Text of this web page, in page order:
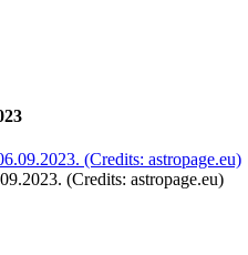
(Credits: astropage.eu)